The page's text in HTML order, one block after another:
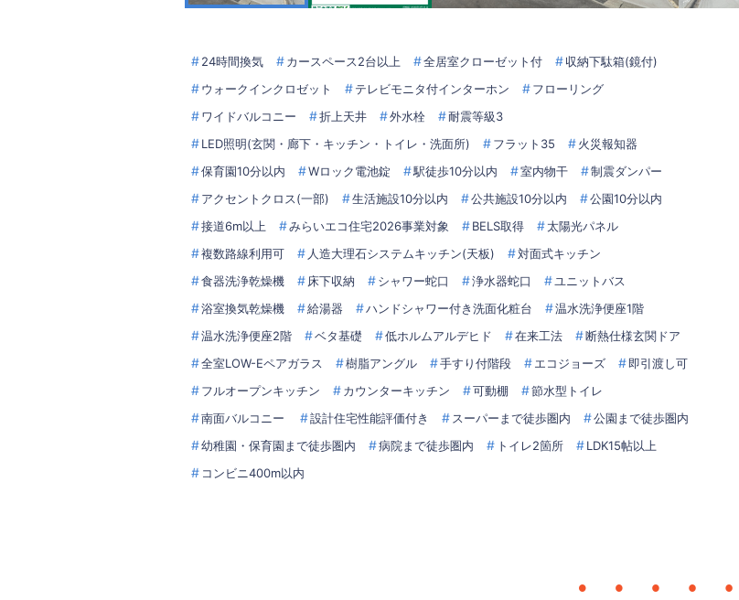
24時間換気 カースペース2台以上 全居室クローゼット付
収納下駄箱(鏡付)
ウォークインクロゼット
テレビモニタ付インターホン
フローリング
ワイドバルコニー
折上天井 外水栓
耐震等級3
LED照明(玄関・廊下・キッチン・トイレ・洗面所)
フラット35
火災報知器
保育園10分以内
Wロック電池錠 駅徒歩10分以内 室内物干
制震ダンパー
アクセントクロス(一部)
生活施設10分以内 公共施設10分以内
公園10分以内
接道6m以上
みらいエコ住宅2026事業対象 BELS取得
太陽光パネル
複数路線利用可
人造大理石システムキッチン(天板)
対面式キッチン
食器洗浄乾燥機
床下収納 シャワー蛇口 浄水器蛇口
ユニットバス
浴室換気乾燥機
給湯器 ハンドシャワー付き洗面化粧台
温水洗浄便座1階
温水洗浄便座2階
ベタ基礎 低ホルムアルデヒド 在来工法
断熱仕様玄関ドア
全室LOW-Eペアガラス
樹脂アングル 手すり付階段 エコジョーズ
即引渡し可
フルオープンキッチン
カウンターキッチン 可動棚
節水型トイレ
南面バルコニー
設計住宅性能評価付き スーパーまで徒歩圏内
公園まで徒歩圏内
幼稚園・保育園まで徒歩圏内
病院まで徒歩圏内 トイレ2箇所
LDK15帖以上
コンビニ400m以内